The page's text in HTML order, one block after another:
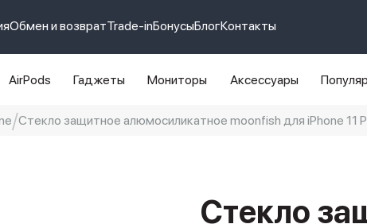
Обмен и возвратTrade-inБонусыБлогКонтакты
AirPods Гаджеты Мониторы Аксессуары
Стекло защитное алюмосиликатное moonfish для iPhone 11
Стекло